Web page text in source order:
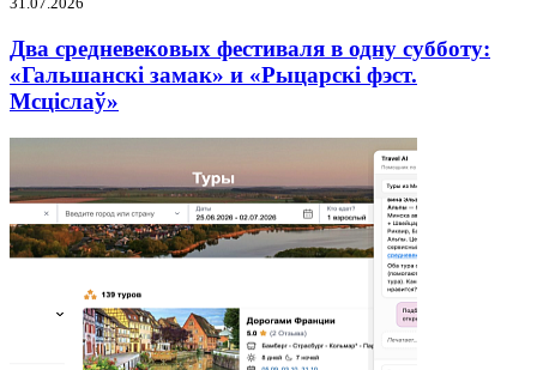
Два средневековых фестиваля в одну субботу:
«Гальшанскі замак» и «Рыцарскі фэст.
Мсціслаў»